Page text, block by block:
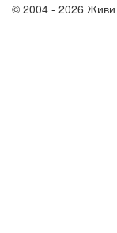
© 2004 - 2026 Живи